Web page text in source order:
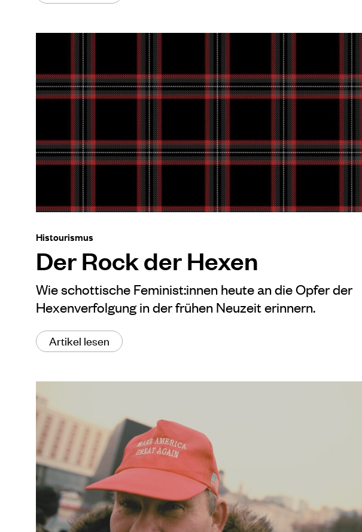
Histourismus
Der Rock der Hexen
Wie schottische Feminist:innen heute an die Opfer der
Hexenverfolgung in der frühen Neuzeit erinnern.
Artikel lesen